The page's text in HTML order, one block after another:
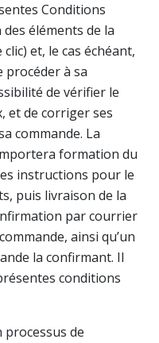
Conditions
éléments de la
et, le cas échéant,
procéder à sa
de vérifier le
et de corriger ses
commande. La
formation du
instructions pour le
puis livraison de la
par courrier
ainsi qu’un
la confirmant. Il
conditions
de